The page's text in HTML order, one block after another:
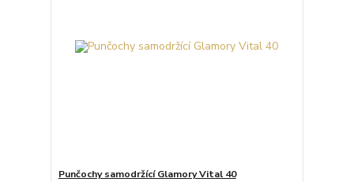
Punčochy samodržící Glamory Vital 40